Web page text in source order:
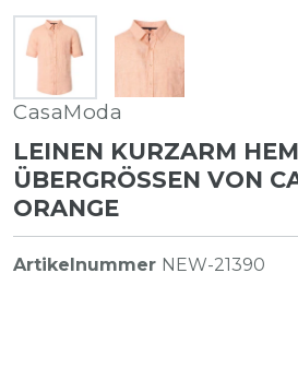
CasaModa
LEINEN KURZARM
ÜBERGRÖSSEN VON
RANGE
Artikelnummer NEW-21390